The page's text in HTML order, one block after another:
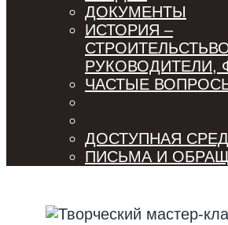
ДОКУМЕНТЫ
ИСТОРИЯ –
РУКОВОДИТЕЛИ,
ЧАСТЫЕ
ДОСТУПНАЯ
ПИСЬМА И